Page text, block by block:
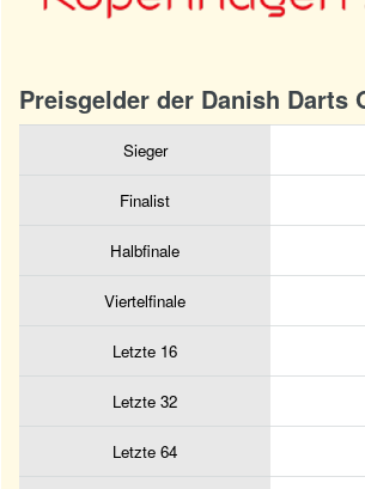
Preisgelder der Danish Darts
Sieger
Finalist
Halbfinale
Viertelfinale
Letzte 16
Letzte 32
Letzte 64